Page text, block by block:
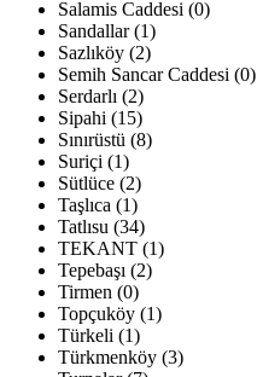
Salamis Caddesi (0)
Sandallar (1)
Sazlıköy (2)
Semih Sancar Caddesi (0)
Serdarlı (2)
Sipahi (15)
Sınırüstü (8)
Suriçi (1)
Sütlüce (2)
Taşlıca (1)
Tatlısu (34)
TEKANT (1)
Tepebaşı (2)
Tirmen (0)
Topçuköy (1)
Türkeli (1)
Türkmenköy (3)